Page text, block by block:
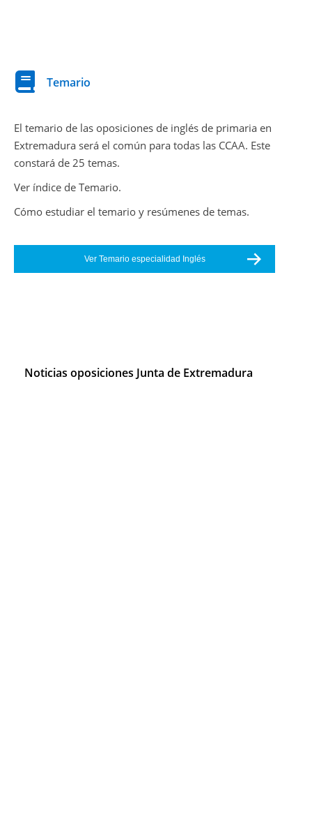
Temario
El temario de las oposiciones de inglés de primaria en
Extremadura será el común para todas las CCAA. Este
constará de 25 temas.
Ver índice de Temario.
Cómo estudiar el temario y resúmenes de temas.
Ver Temario especialidad Inglés
Noticias oposiciones Junta de Extremadura